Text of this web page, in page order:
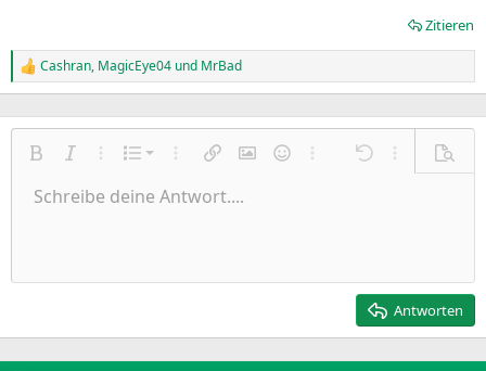
Zitieren
R
e
k
Cashran, MagicEye04 und MrBad
Fett KursivWeitere Einstellungen…
Liste
Nummerierte Liste
Ungeordnete Liste
Weitere Einstellungen…
Link einfügen
Bild einfügen
SmileysWeitere Einstellungen…
Rückgängig
Weitere
Schriftgröße
9
22
TextfarbeSchriftfamilie
Arial
Times New Roman
Durchgestrichen
Unterstrichen
Inline-Code
AusrichtungLinksbündig
Paragraph format
Normal
Heading 2
ZitatMedienTabelle einfügen
Insert horizontal line
SpoilerCode
Wiederholen
BBCode umschalten
Formatierung entfernen
EntwürfeEntwurf speichern
Schreibe deine Antwort....
Antworten